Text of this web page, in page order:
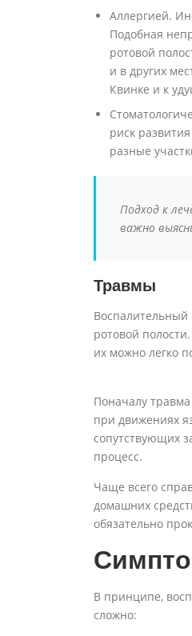
Аллергией.
Подобная
ротовой
и в других
Квинке и к
риск
разные
Подход к
важно
Травмы
Воспалительный
ротовой
их можно легко
Поначалу
при движениях
сопутствующих
процесс.
Чаще всего
домашних
обязательно
В принципе,
сложно: